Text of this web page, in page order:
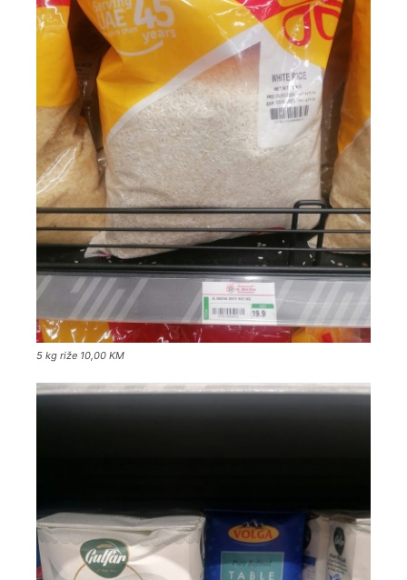
5 kg riže 10,00 KM